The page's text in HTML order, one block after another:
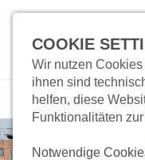
COOKIE
Wir nutzen
ihnen sind
helfen, diese
Funktionalitäten
Notwendige